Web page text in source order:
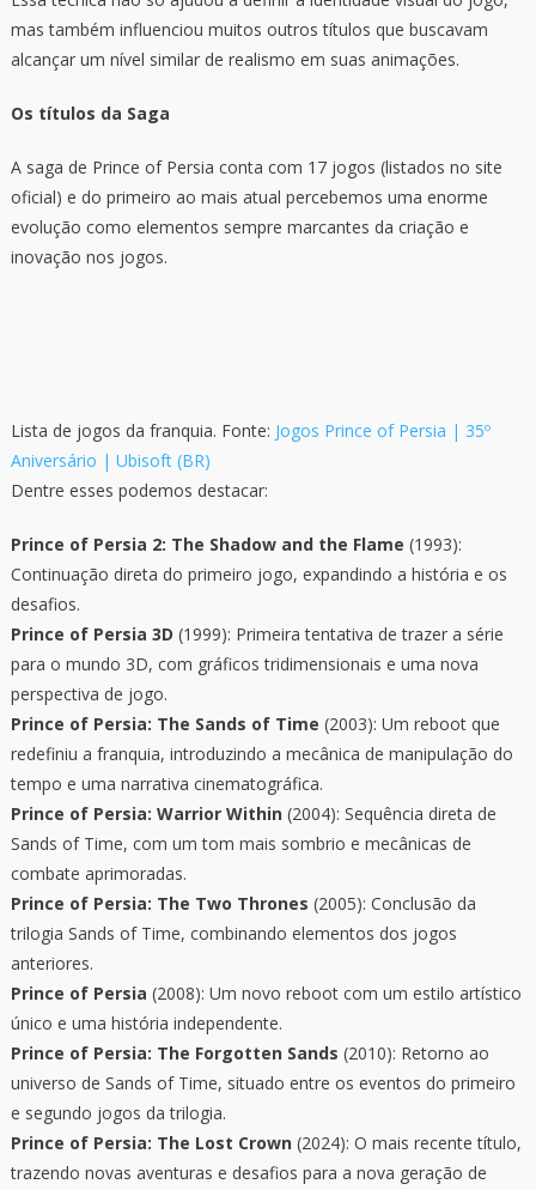
mas também influenciou muitos outros títulos que buscavam
alcançar um nível similar de realismo em suas animações.
Os títulos da Saga
A saga de Prince of Persia conta com 17 jogos (listados no site
oficial) e do primeiro ao mais atual percebemos uma enorme
evolução como elementos sempre marcantes da criação e
inovação nos jogos.
Lista de jogos da franquia. Fonte: Jogos Prince of Persia | 35º
Aniversário | Ubisoft (BR)
Dentre esses podemos destacar:
Prince of Persia 2: The Shadow and the Flame (1993):
Continuação direta do primeiro jogo, expandindo a história e os
desafios.
Prince of Persia 3D (1999): Primeira tentativa de trazer a série
para o mundo 3D, com gráficos tridimensionais e uma nova
perspectiva de jogo.
Prince of Persia: The Sands of Time (2003): Um reboot que
redefiniu a franquia, introduzindo a mecânica de manipulação do
tempo e uma narrativa cinematográfica.
Prince of Persia: Warrior Within(2004): Sequência direta de
Sands of Time, com um tom mais sombrio e mecânicas de
combate aprimoradas.
Prince of Persia: The Two Thrones (2005): Conclusão da
trilogia Sands of Time, combinando elementos dos jogos
anteriores.
Prince of Persia (2008): Um novo reboot com um estilo artístico
único e uma história independente.
Prince of Persia: The Forgotten Sands (2010): Retorno ao
universo de Sands of Time, situado entre os eventos do primeiro
e segundo jogos da trilogia.
Prince of Persia: The Lost Crown(2024): O mais recente título,
trazendo novas aventuras e desafios para a nova geração de